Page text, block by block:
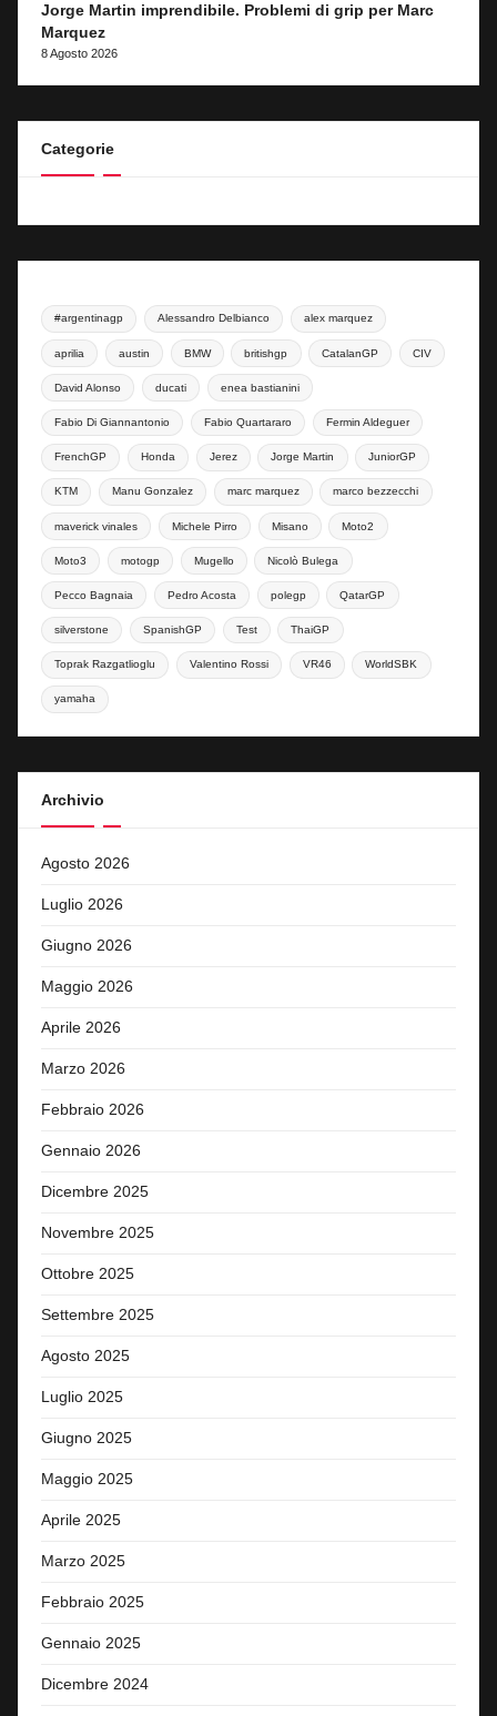
Jorge Martin imprendibile. Problemi di grip per Marc
Marquez
8 Agosto 2026
Categorie
#argentinagp Alessandro Delbianco alex marquez
aprilia austin BMW britishgp CatalanGP CIV
David Alonso ducati enea bastianini
Fabio Di Giannantonio Fabio Quartararo Fermin Aldeguer
FrenchGP Honda Jerez Jorge Martin JuniorGP
KTM Manu Gonzalez marc marquez marco bezzecchi
maverick vinales Michele Pirro Misano Moto2
Moto3 motogp Mugello Nicolò Bulega
Pecco Bagnaia Pedro Acosta polegp QatarGP
silverstone SpanishGP Test ThaiGP
Toprak Razgatlioglu Valentino Rossi VR46 WorldSBK
yamaha
Archivio
Agosto 2026
Luglio 2026
Giugno 2026
Maggio 2026
Aprile 2026
Marzo 2026
Febbraio 2026
Gennaio 2026
Dicembre 2025
Novembre 2025
Ottobre 2025
Settembre 2025
Agosto 2025
Luglio 2025
Giugno 2025
Maggio 2025
Aprile 2025
Marzo 2025
Febbraio 2025
Gennaio 2025
Dicembre 2024